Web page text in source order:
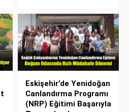
Eskişehir’de Yenidoğan
Canlandırma Programı
(NRP) Eğitimi Başarıyla